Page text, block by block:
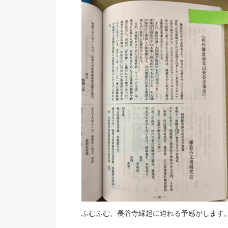
ふむふむ、長谷寺縁起に迫れる予感がします